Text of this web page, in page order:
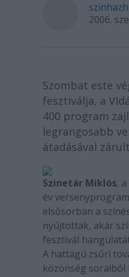
2006.
Szombat este
fesztiválja, a
400 program
legrangosabb
átadásával
Szinetár Miklós,
év
elsősorban a
nyújtottak, akár
fesztivál
A hattagú zsűri
közönség